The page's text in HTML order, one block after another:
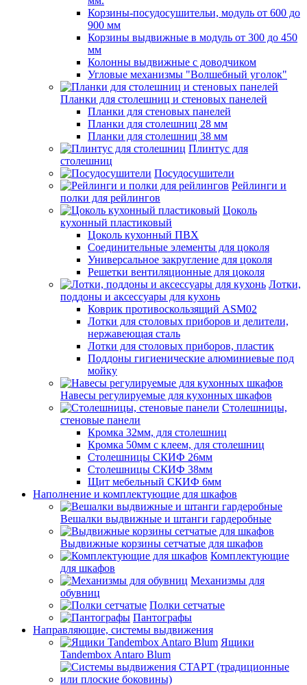
Корзины-посудосушительи, модуль от 600 до
900 мм
Корзины выдвижные в модуль от 300 до 450
мм
Колонны выдвижные с доводчиком
Угловые механизмы "Волшебный уголок"
Планки для столешниц и стеновых панелей
Планки для стеновых панелей
Планки для столешниц 28 мм
Планки для столешниц 38 мм
Плинтус для
столешниц
Посудосушители
Рейлинги и
полки для рейлингов
Цоколь
кухонный пластиковый
Цоколь кухонный ПВХ
Соединительные элементы для цоколя
Универсальное закругление для цоколя
Решетки вентиляционные для цоколя
Лотки,
поддоны и аксессуары для кухонь
Коврик противоскользящий ASM02
Лотки для столовых приборов и делители,
нержавеющая сталь
Лотки для столовых приборов, пластик
Поддоны гигиенические алюминиевые под
мойку
Навесы регулируемые для кухонных шкафов
Столешницы,
стеновые панели
Кромка 32мм, для столешниц
Кромка 50мм с клеем, для столешниц
Столешницы СКИФ 26мм
Столешницы СКИФ 38мм
Щит мебельный СКИФ 6мм
Наполнение и комплектующие для шкафов
Вешалки выдвижные и штанги гардеробные
Выдвижные корзины сетчатые для шкафов
Комплектующие
для шкафов
Механизмы для
обувниц
Полки сетчатые
Пантографы
Направляющие, системы выдвижения
Ящики
Tandembox Antaro Blum